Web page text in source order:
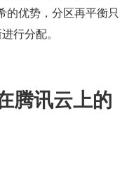
的优势，分区再平衡只
行分配。
腾讯云上的